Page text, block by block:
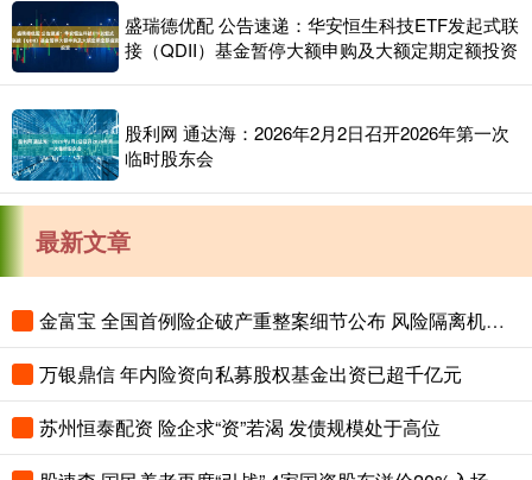
盛瑞德优配 公告速递：华安恒生科技ETF发起式联
接（QDII）基金暂停大额申购及大额定期定额投资
股利网 通达海：2026年2月2日召开2026年第一次
临时股东会
最新文章
金富宝 全国首例险企破产重整案细节公布 风险隔离机制保障保单债权人权益
万银鼎信 年内险资向私募股权基金出资已超千亿元
苏州恒泰配资 险企求“资”若渴 发债规模处于高位